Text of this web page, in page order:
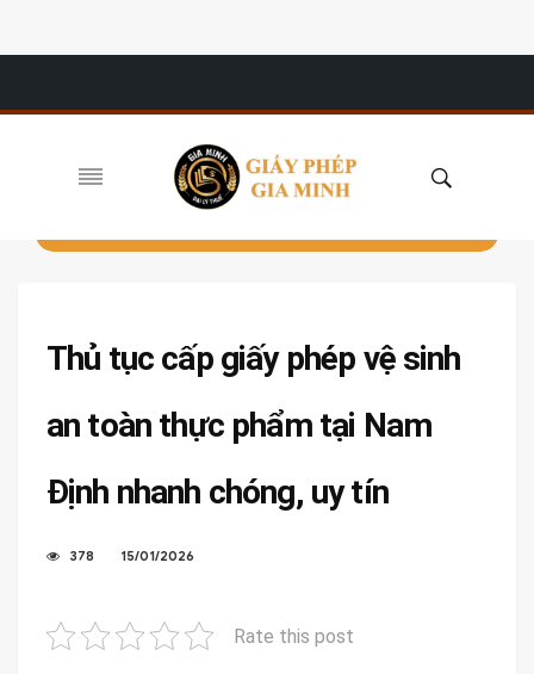
Thủ tục cấp giấy phép vệ sinh
an toàn thực phẩm tại Nam
Định nhanh chóng, uy tín
378 15/01/2026
Rate this post